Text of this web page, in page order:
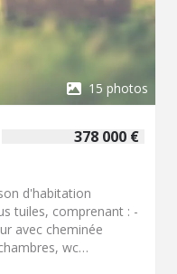
15 photos
378 000 €
d'habitation
tuiles, comprenant : -
avec cheminée
wc